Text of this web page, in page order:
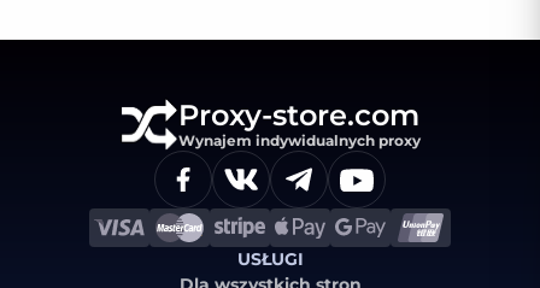
Proxy-store.com
Wynajem indywidualnych proxy
USŁUGI